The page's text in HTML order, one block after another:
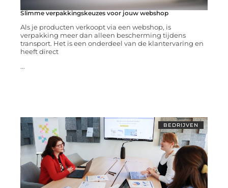
Slimme verpakkingskeuzes voor jouw webshop
Als je producten verkoopt via een webshop, is
verpakking meer dan alleen bescherming tijdens
transport. Het is een onderdeel van de klantervaring en
heeft direct
...
BEDRIJVEN